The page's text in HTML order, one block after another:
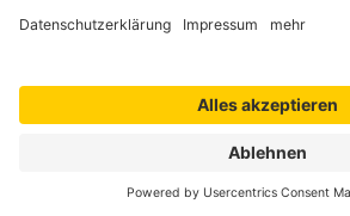
Contact
Information